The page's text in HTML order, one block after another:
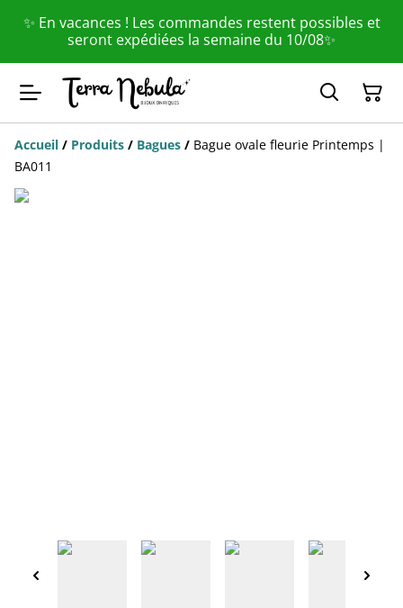
✨ En vacances ! Les commandes restent possibles et
seront expédiées la semaine du 10/08✨
Accueil / Produits / Bagues / Bague ovale fleurie Printemps |
BA011